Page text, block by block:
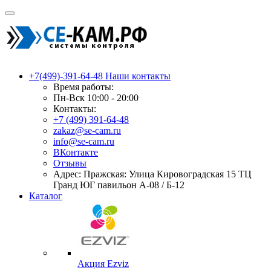
+7(499)-391-64-48 Наши контакты
Время работы:
Пн-Вск 10:00 - 20:00
Контакты:
+7 (499) 391-64-48
zakaz@se-cam.ru
info@se-cam.ru
ВКонтакте
Отзывы
Адрес: Пражская: Улица Кировоградская 15 ТЦ
Гранд ЮГ павильон А-08 / Б-12
Каталог
Акция Ezviz